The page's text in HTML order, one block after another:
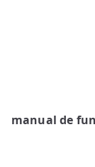
manual de